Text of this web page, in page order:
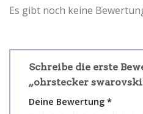
Es gibt noch keine
Schreibe die erste
„ohrstecker
Deine Bewertung *